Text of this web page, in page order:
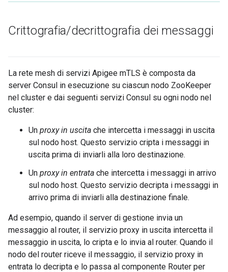
Crittografia/decrittografia dei messaggi
La rete mesh di servizi Apigee mTLS è composta da
server Consul in esecuzione su ciascun nodo ZooKeeper
nel cluster e dai seguenti servizi Consul su ogni nodo nel
cluster:
Un proxy in uscita che intercetta i messaggi in uscita
sul nodo host. Questo servizio cripta i messaggi in
uscita prima di inviarli alla loro destinazione.
Un proxy in entrata che intercetta i messaggi in arrivo
sul nodo host. Questo servizio decripta i messaggi in
arrivo prima di inviarli alla destinazione finale.
Ad esempio, quando il server di gestione invia un
messaggio al router, il servizio proxy in uscita intercetta il
messaggio in uscita, lo cripta e lo invia al router. Quando il
nodo del router riceve il messaggio, il servizio proxy in
entrata lo decripta e lo passa al componente Router per